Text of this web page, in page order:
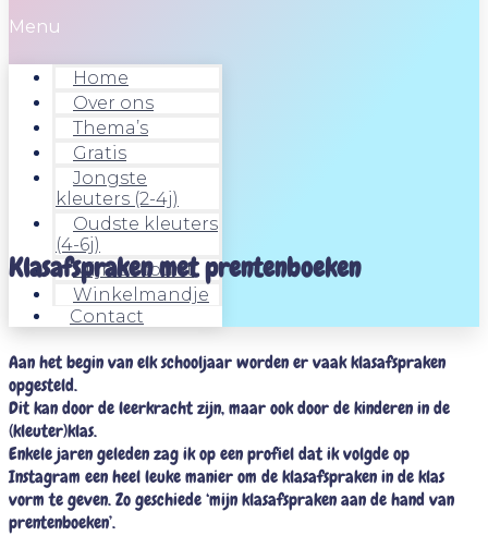
Menu
Home
Over ons
Thema’s
Gratis
Jongste
kleuters (2-4j)
Oudste kleuters
(4-6j)
Mijn account
Winkelmandje
Contact
Klasafspraken met prentenboeken
Aan het begin van elk schooljaar worden er vaak klasafspraken
opgesteld.
Dit kan door de leerkracht zijn, maar ook door de kinderen in de
(kleuter)klas.
Enkele jaren geleden zag ik op een profiel dat ik volgde op
Instagram een heel leuke manier om de klasafspraken in de klas
vorm te geven. Zo geschiede ‘mijn klasafspraken aan de hand van
prentenboeken’.